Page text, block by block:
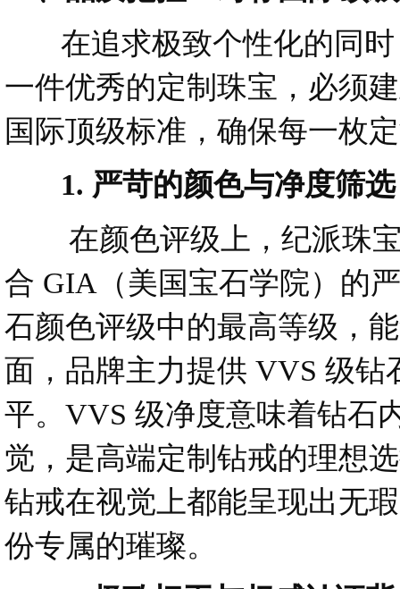
在追求极致个性化的同时
一件优秀的定制珠宝，必须
国际顶级标准，确保每一枚
1. 严苛的颜色与净度筛选
在颜色评级上，纪派珠宝
合 GIA（美国宝石学院）的
石颜色评级中的最高等级，
面，品牌主力提供 VVS 级钻
平。VVS 级净度意味着钻石
觉，是高端定制钻戒的理想
钻戒在视觉上都能呈现出无
份专属的璀璨。